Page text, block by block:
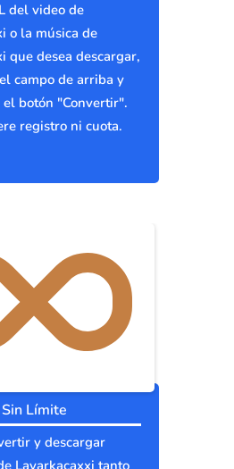
del video de
o la música de
que desea descargar,
campo de arriba y
el botón "Convertir".
registro ni cuota.
Sin Límite
y descargar